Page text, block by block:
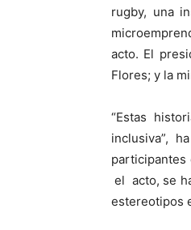
rugby, una
acto. El
Flores; y la
“Estas
inclusiva”,
participantes
el acto, se
estereotipos